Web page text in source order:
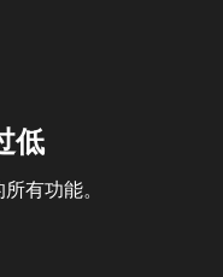
低
有功能。